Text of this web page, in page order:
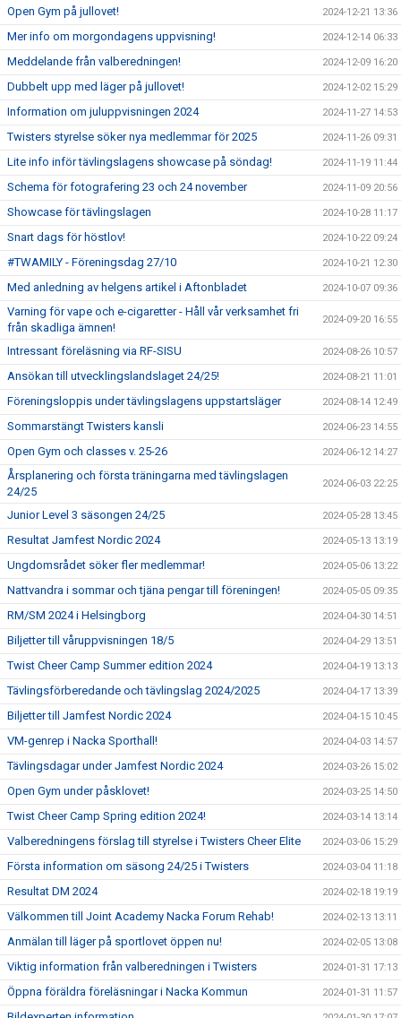
Open Gym på jullovet! 2024-12-21 13:36
Mer info om morgondagens uppvisning! 2024-12-14 06:33
Meddelande från valberedningen! 2024-12-09 16:20
Dubbelt upp med läger på jullovet! 2024-12-02 15:29
Information om juluppvisningen 2024 2024-11-27 14:53
Twisters styrelse söker nya medlemmar för 2025 2024-11-26 09:31
Lite info inför tävlingslagens showcase på söndag! 2024-11-19 11:44
Schema för fotografering 23 och 24 november 2024-11-09 20:56
Showcase för tävlingslagen 2024-10-28 11:17
Snart dags för höstlov! 2024-10-22 09:24
#TWAMILY - Föreningsdag 27/10 2024-10-21 12:30
Med anledning av helgens artikel i Aftonbladet 2024-10-07 09:36
Varning för vape och e-cigaretter - Håll vår verksamhet fri
från skadliga ämnen!
2024-09-20 16:55
Intressant föreläsning via RF-SISU 2024-08-26 10:57
Ansökan till utvecklingslandslaget 24/25! 2024-08-21 11:01
Föreningsloppis under tävlingslagens uppstartsläger 2024-08-14 12:49
Sommarstängt Twisters kansli 2024-06-23 14:55
Open Gym och classes v. 25-26 2024-06-12 14:27
Årsplanering och första träningarna med tävlingslagen
24/25
2024-06-03 22:25
Junior Level 3 säsongen 24/25 2024-05-28 13:45
Resultat Jamfest Nordic 2024 2024-05-13 13:19
Ungdomsrådet söker fler medlemmar! 2024-05-06 13:22
Nattvandra i sommar och tjäna pengar till föreningen! 2024-05-05 09:35
RM/SM 2024 i Helsingborg 2024-04-30 14:51
Biljetter till våruppvisningen 18/5 2024-04-29 13:51
Twist Cheer Camp Summer edition 2024 2024-04-19 13:13
Tävlingsförberedande och tävlingslag 2024/2025 2024-04-17 13:39
Biljetter till Jamfest Nordic 2024 2024-04-15 10:45
VM-genrep i Nacka Sporthall! 2024-04-03 14:57
Tävlingsdagar under Jamfest Nordic 2024 2024-03-26 15:02
Open Gym under påsklovet! 2024-03-25 14:50
Twist Cheer Camp Spring edition 2024! 2024-03-14 13:14
Valberedningens förslag till styrelse i Twisters Cheer Elite 2024-03-06 15:29
Första information om säsong 24/25 i Twisters 2024-03-04 11:18
Resultat DM 2024 2024-02-18 19:19
Välkommen till Joint Academy Nacka Forum Rehab! 2024-02-13 13:11
Anmälan till läger på sportlovet öppen nu! 2024-02-05 13:08
Viktig information från valberedningen i Twisters 2024-01-31 17:13
Öppna föräldra föreläsningar i Nacka Kommun 2024-01-31 11:57